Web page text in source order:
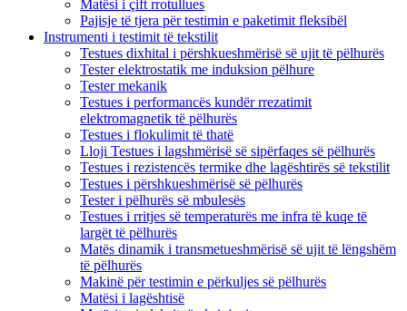
Matësi i çift rrotullues
Pajisje të tjera për testimin e paketimit fleksibël
Instrumenti i testimit të tekstilit
Testues dixhital i përshkueshmërisë së ujit të pëlhurës
Tester elektrostatik me induksion pëlhure
Tester mekanik
Testues i performancës kundër rrezatimit
elektromagnetik të pëlhurës
Testues i flokulimit të thatë
Lloji Testues i lagshmërisë së sipërfaqes së pëlhurës
Testues i rezistencës termike dhe lagështirës së tekstilit
Testues i përshkueshmërisë së pëlhurës
Tester i pëlhurës së mbulesës
Testues i rritjes së temperaturës me infra të kuqe të
largët të pëlhurës
Matës dinamik i transmetueshmërisë së ujit të lëngshëm
të pëlhurës
Makinë për testimin e përkuljes së pëlhurës
Matësi i lagështisë